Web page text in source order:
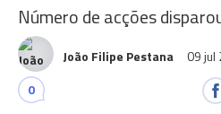
Número de acções
João Filipe Pestana 09 jul
0